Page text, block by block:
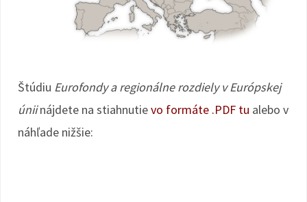
Štúdiu Eurofondy a regionálne rozdiely v Európskej
úniinájdete na stiahnutievo formáte .PDF tu alebo v
náhľade nižšie: